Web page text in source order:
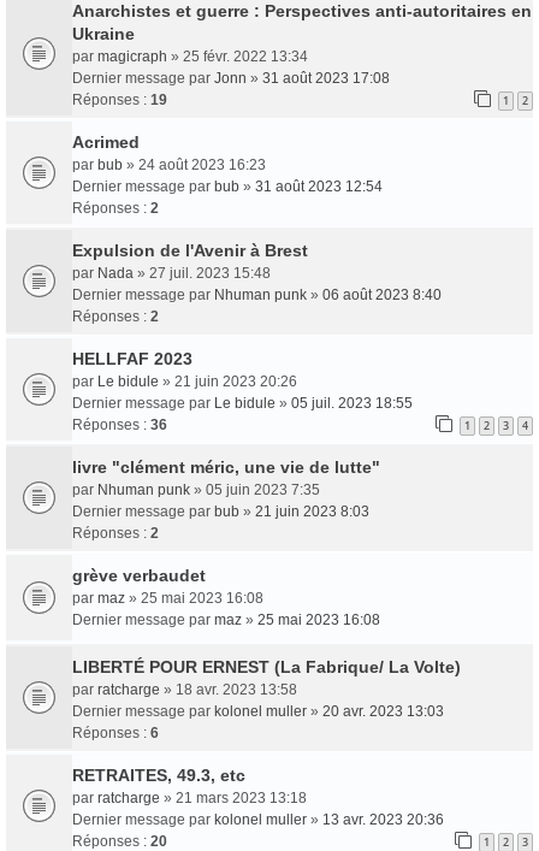
Anarchistes et guerre : Perspectives anti-autoritaires en
Ukraine
par magicraph » 25 févr. 2022 13:34
Dernier message par Jonn » 31 août 2023 17:08
Réponses : 19 1 2
Acrimed
par bub » 24 août 2023 16:23
Dernier message par bub » 31 août 2023 12:54
Réponses : 2
Expulsion de l'Avenir à Brest
par Nada » 27 juil. 2023 15:48
Dernier message par Nhuman punk » 06 août 2023 8:40
Réponses : 2
HELLFAF 2023
par Le bidule » 21 juin 2023 20:26
Dernier message par Le bidule » 05 juil. 2023 18:55
Réponses : 36 1 2 3 4
livre "clément méric, une vie de lutte"
par Nhuman punk » 05 juin 2023 7:35
Dernier message par bub » 21 juin 2023 8:03
Réponses : 2
grève verbaudet
par maz » 25 mai 2023 16:08
Dernier message par maz » 25 mai 2023 16:08
LIBERTÉ POUR ERNEST (La Fabrique/ La Volte)
par ratcharge » 18 avr. 2023 13:58
Dernier message par kolonel muller » 20 avr. 2023 13:03
Réponses : 6
RETRAITES, 49.3, etc
par ratcharge » 21 mars 2023 13:18
Dernier message par kolonel muller » 13 avr. 2023 20:36
Réponses : 20 1 2 3